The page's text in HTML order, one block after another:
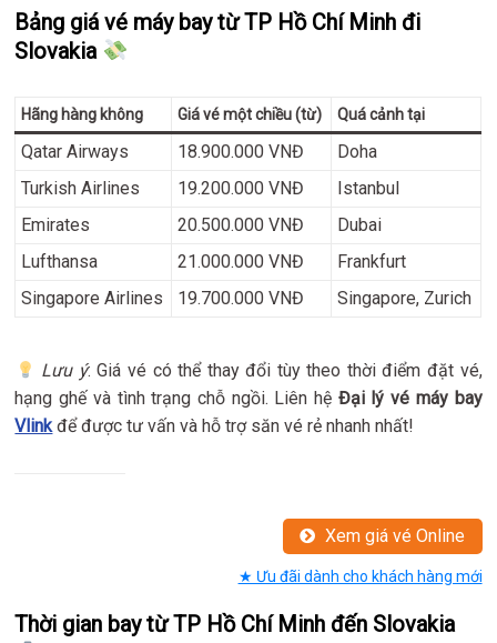
Bảng giá vé máy bay từ TP Hồ Chí Minh đi
Slovakia
Hãng hàng không Giá vé một chiều (từ) Quá cảnh tại
Qatar Airways 18.900.000 VNĐ
Doha
Turkish Airlines
19.200.000 VNĐ
Istanbul
Emirates
20.500.000 VNĐ
Dubai
Lufthansa
21.000.000 VNĐ
Frankfurt
Singapore Airlines
19.700.000 VNĐ Singapore, Zurich
Lưu ý: Giá vé có thể thay đổi tùy theo thời điểm đặt vé,
hạng ghế và tình trạng chỗ ngồi. Liên hệ Đại lý vé máy bay
Vlinkđể được tư vấn và hỗ trợ săn vé rẻ nhanh nhất!
Xem giá vé Online
★ Ưu đãi dành cho khách hàng mới
Thời gian bay từ TP Hồ Chí Minh đến Slovakia